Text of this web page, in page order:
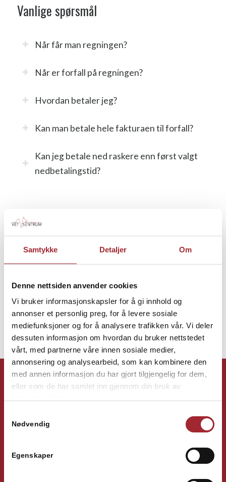
Samtykke Detaljer Om
Denne nettsiden anvender cookies
Vi bruker informasjonskapsler for å gi innhold og
annonser et personlig preg, for å levere sosiale
mediefunksjoner og for å analysere trafikken vår. Vi deler
dessuten informasjon om hvordan du bruker nettstedet
vårt, med partnerne våre innen sosiale medier,
annonsering og analysearbeid, som kan kombinere den
med annen informasjon du har gjort tilgjengelig for dem,
eller som de har samlet inn gjennom din bruk av
Nødvendig
Egenskaper
Vanlige spørsmål
Når får man regningen?
Når er forfall på regningen?
Hvordan betaler jeg?
Kan man betale hele fakturaen til forfall?
Kan jeg betale ned raskere enn først valgt
nedbetalingstid?
Next
1 2 3 4 5